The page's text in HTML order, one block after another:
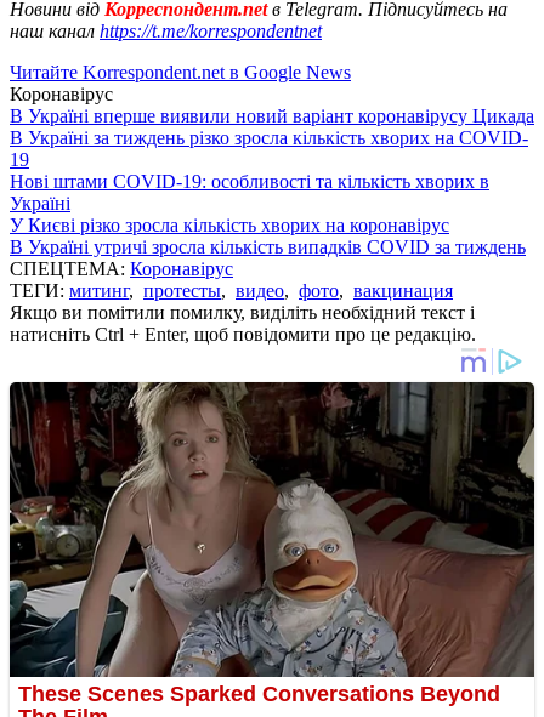
Новини від Корреспондент.netв Telegram. Підписуйтесь на
наш канал https://t.me/korrespondentnet
Читайте Korrespondent.net в Google News
Коронавірус
В Україні вперше виявили новий варіант коронавірусу Цикада
В Україні за тиждень різко зросла кількість хворих на COVID-
19
Нові штами COVID-19: особливості та кількість хворих в
Україні
У Києві різко зросла кількість хворих на коронавірус
В Україні утричі зросла кількість випадків COVID за тиждень
СПЕЦТЕМА: Коронавірус
ТЕГИ: митинг, протесты, видео, фото, вакцинация
Якщо ви помітили помилку, виділіть необхідний текст і
натисніть Ctrl + Enter, щоб повідомити про це редакцію.